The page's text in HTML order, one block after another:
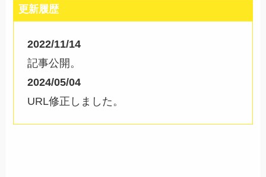
更新履歴
2022/11/14
記事公開。
2024/05/04
URL修正しました。